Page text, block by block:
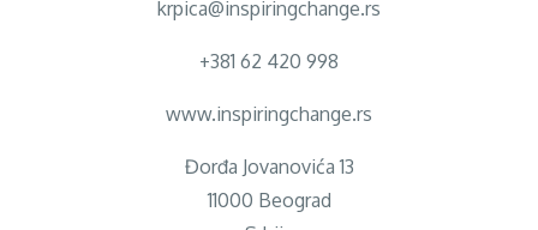
krpica@inspiringchange.rs
+381 62 420 998
www.inspiringchange.rs
Đorđa Jovanovića 13
11000 Beograd